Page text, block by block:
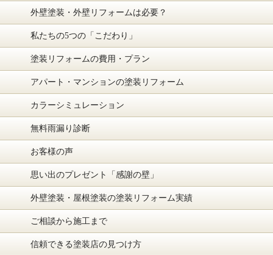
外壁塗装・外壁リフォームは必要？
私たちの5つの「こだわり」
塗装リフォームの費用・プラン
アパート・マンションの塗装リフォーム
カラーシミュレーション
無料雨漏り診断
お客様の声
思い出のプレゼント「感謝の壁」
外壁塗装・屋根塗装の塗装リフォーム実績
ご相談から施工まで
信頼できる塗装店の見つけ方